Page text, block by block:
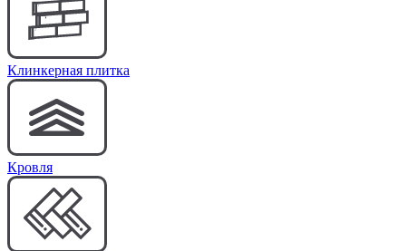
Клинкерная плитка
Кровля